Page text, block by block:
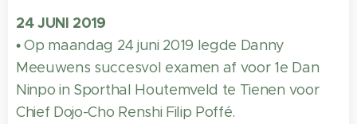
24 JUNI 2019
• Op maandag 24 juni 2019 legde Danny
Meeuwens succesvol examen af voor 1e Dan
Ninpo in Sporthal Houtemveld te Tienen voor
Chief Dojo-Cho Renshi Filip Poffé.